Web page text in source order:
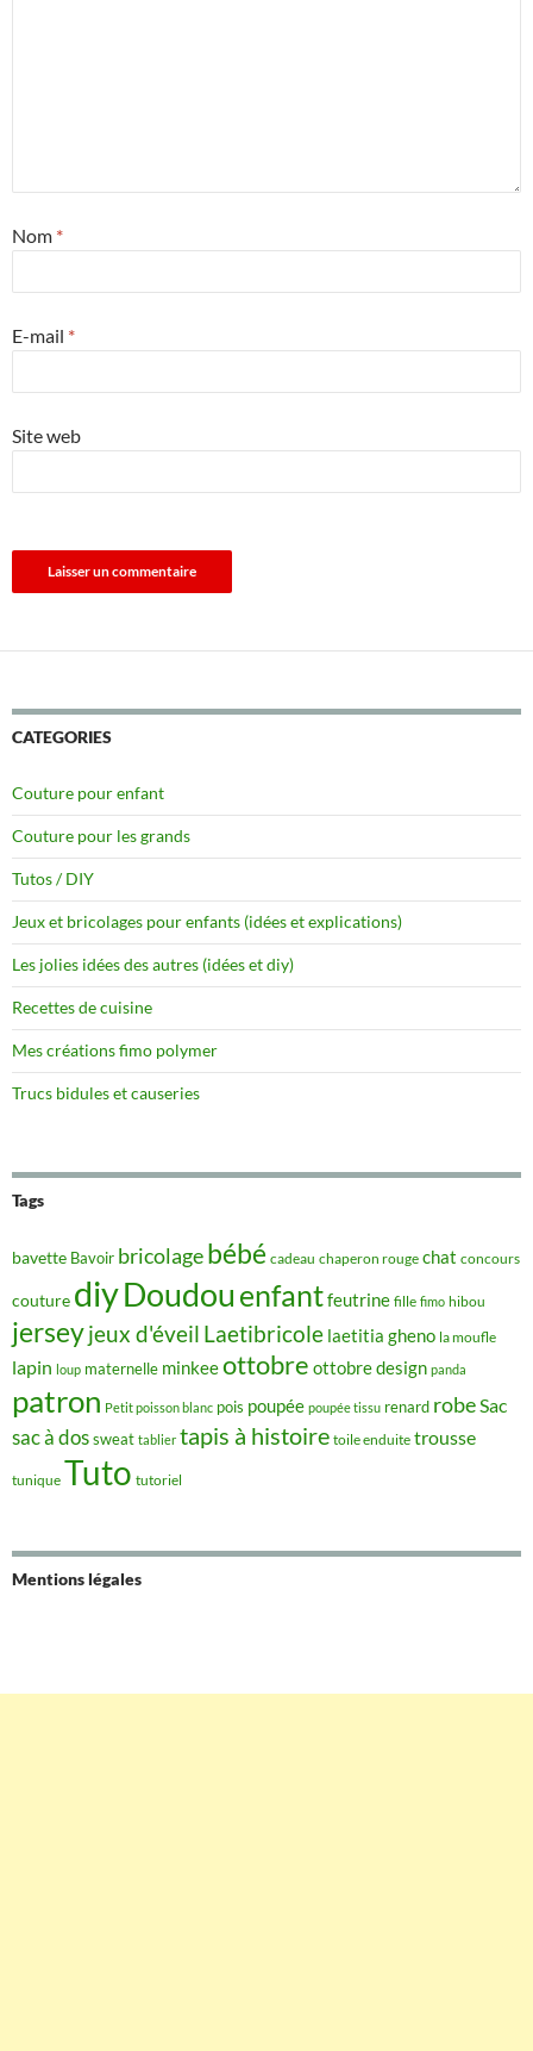
Nom *
E-mail *
Site web
CATEGORIES
Couture pour enfant
Couture pour les grands
Tutos / DIY
Jeux et bricolages pour enfants (idées et explications)
Les jolies idées des autres (idées et diy)
Recettes de cuisine
Mes créations fimo polymer
Trucs bidules et causeries
Tags
bavette Bavoir bricolagebébé cadeau chaperon rouge chat concours
couture diyDoudou enfantfeutrine fille fimo hibou
jerseyjeux d'éveil Laetibricole laetitia gheno la moufle
lapin loup maternelle minkeeottobre ottobre design panda
patron Petit poisson blanc pois poupée poupée tissu renard robe Sac
sac à dossweat tablier tapis à histoire toile enduite trousse
tunique Tuto tutoriel
Mentions légales